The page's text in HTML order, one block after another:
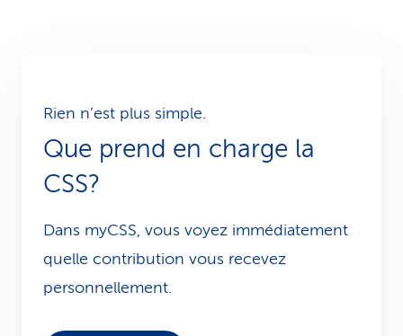
Rien n’est plus simple.
Que prend en charge la
CSS?
Dans myCSS, vous voyez immédiatement
quelle contribution vous recevez
personnellement.